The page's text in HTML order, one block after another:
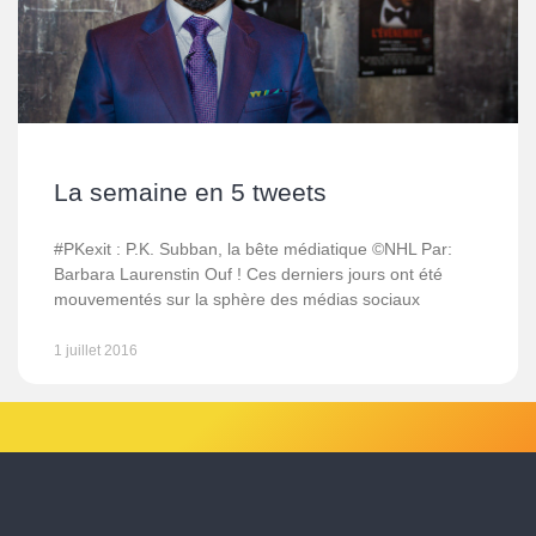
La semaine en 5 tweets
#PKexit : P.K. Subban, la bête médiatique ©NHL Par:
Barbara Laurenstin Ouf ! Ces derniers jours ont été
mouvementés sur la sphère des médias sociaux
1 juillet 2016